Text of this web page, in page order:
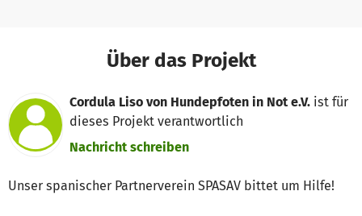
Über das Projekt
Cordula Liso von Hundepfoten in Not e.V. ist für
dieses Projekt verantwortlich
Nachricht schreiben
Unser spanischer Partnerverein SPASAV bittet um Hilfe!